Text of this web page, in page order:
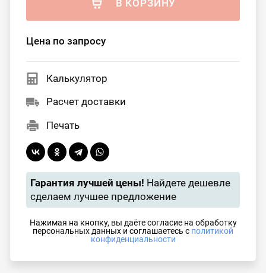
В КОРЗИНУ
Цена по запросу
Калькулятор
Расчет доставки
Печать
Гарантия лучшей цены! Найдете дешевле
сделаем лучшее предложение
Нажимая на кнопку, вы даёте согласие на обработку
персональных данных и соглашаетесь с политикой
конфиденциальности